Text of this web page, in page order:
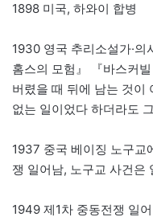
1898 미국, 하와이 합병
1930 영국 추리소설가·
홈스의 모험』 『바스커
버렸을 때 뒤에 남는 것이
없는 일이었다 하더라도
1937 중국 베이징 노구교
쟁 일어남, 노구교 사건은
1949 제1차 중동전쟁 일